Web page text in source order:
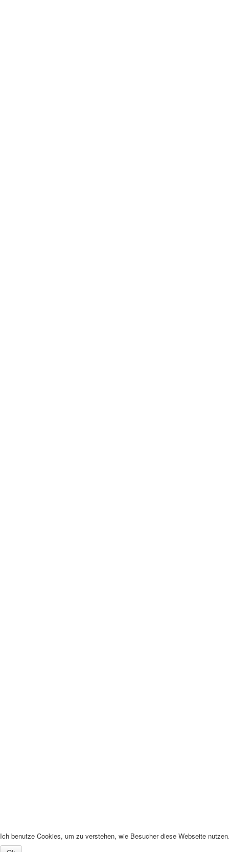
Ich benutze Cookies, um zu verstehen, wie Besucher diese Webseite